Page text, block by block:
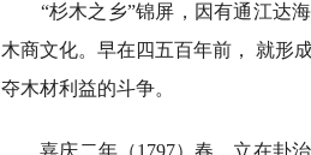
“杉木之乡”锦屏，因有通江达海
木商文化。早在四五百年前， 就形
夺木材利益的斗争。
嘉庆二年（1797）春，立在卦治